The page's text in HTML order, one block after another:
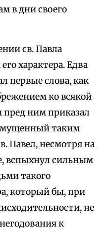
в дни своего
св. Павла
характера. Едва
первые слова, как
ко всякой
ним приказал
таким
Павел, несмотря на
вспыхнул сильным
такого
который бы, при
не
к